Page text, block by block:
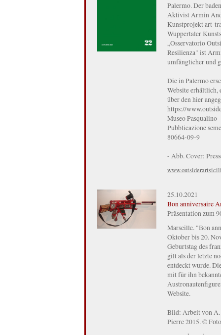
Palermo. Der
Aktivist Armin
Kunstprojekt art-
Wuppertaler
„Osservatorio
Resilienza" ist
umfänglicher und
Die in Palermo
Website erhältlich,
über den hier
https://
Museo Pasqualino
Pubblicazione
80664-09-9
- Abb. Cover:
25.10.2021
Bon anniversaire
Präsentation zum
Marseille. "Bon
Oktober bis 20.
Geburtstag des
gilt als der letzte
entdeckt wurde.
mit für ihn
Website.
Bild: Arbeit von A.
Pierre 2015. ©